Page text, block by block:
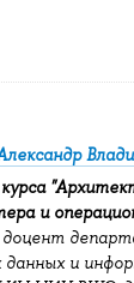
и
доцент
данных и